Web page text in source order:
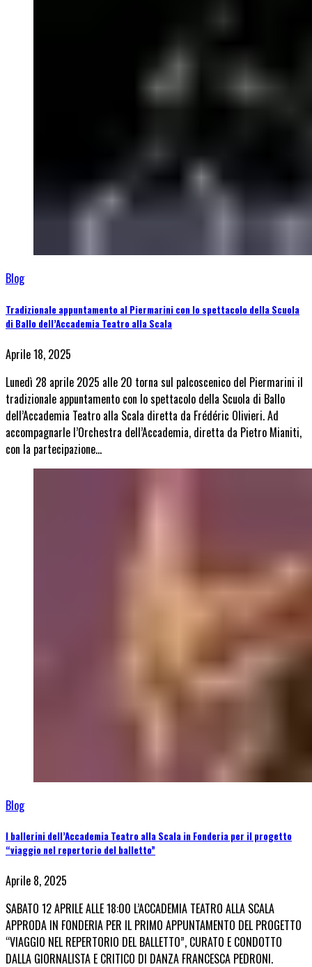
Blog
Tradizionale appuntamento al Piermarini con lo spettacolo della Scuola
di Ballo dell’Accademia Teatro alla Scala
Aprile 18, 2025
Lunedì 28 aprile 2025 alle 20 torna sul palcoscenico del Piermarini il
tradizionale appuntamento con lo spettacolo della Scuola di Ballo
dell’Accademia Teatro alla Scala diretta da Frédéric Olivieri. Ad
accompagnarle l’Orchestra dell’Accademia, diretta da Pietro Mianiti,
con la partecipazione…
Blog
I ballerini dell’Accademia Teatro alla Scala in Fonderia per il progetto
“viaggio nel repertorio del balletto”
Aprile 8, 2025
SABATO 12 APRILE ALLE 18:00 L’ACCADEMIA TEATRO ALLA SCALA
APPRODA IN FONDERIA PER IL PRIMO APPUNTAMENTO DEL PROGETTO
“VIAGGIO NEL REPERTORIO DEL BALLETTO”, CURATO E CONDOTTO
DALLA GIORNALISTA E CRITICO DI DANZA FRANCESCA PEDRONI.